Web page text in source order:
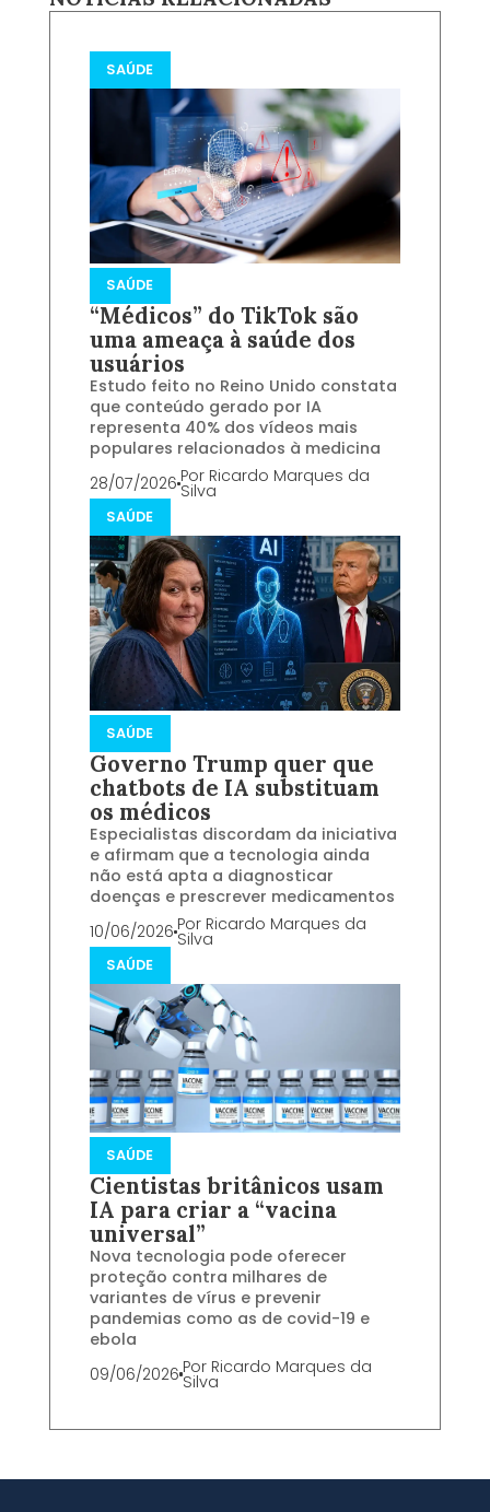
SAÚDE
SAÚDE
“Médicos” do TikTok são
uma ameaça à saúde dos
usuários
Estudo feito no Reino Unido constata
que conteúdo gerado por IA
representa 40% dos vídeos mais
populares relacionados à medicina
28/07/2026 Por Ricardo Marques da
Silva
SAÚDE
SAÚDE
Governo Trump quer que
chatbots de IA substituam
os médicos
Especialistas discordam da iniciativa
e afirmam que a tecnologia ainda
não está apta a diagnosticar
doenças e prescrever medicamentos
10/06/2026 Por Ricardo Marques da
Silva
SAÚDE
SAÚDE
Cientistas britânicos usam
IA para criar a “vacina
universal”
Nova tecnologia pode oferecer
proteção contra milhares de
variantes de vírus e prevenir
pandemias como as de covid-19 e
ebola
09/06/2026Por Ricardo Marques da
Silva